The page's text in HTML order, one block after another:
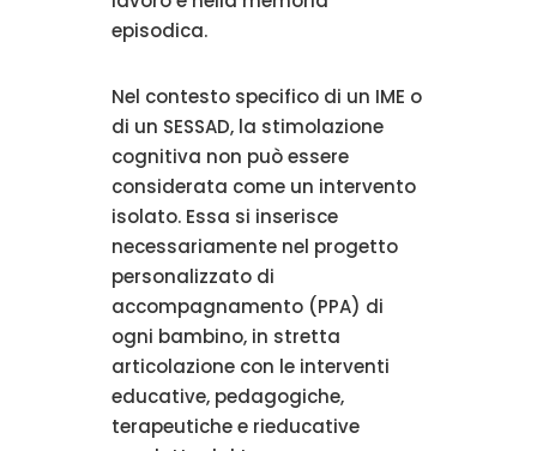
episodica.
Nel contesto specifico di un IME o
di un SESSAD, la stimolazione
cognitiva non può essere
considerata come un intervento
isolato. Essa si inserisce
necessariamente nel progetto
personalizzato di
accompagnamento (PPA) di
ogni bambino, in stretta
articolazione con le interventi
educative, pedagogiche,
terapeutiche e rieducative